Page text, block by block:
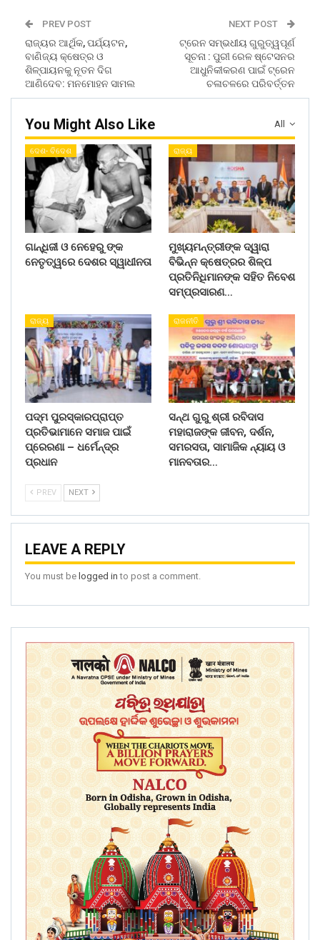
PREV POST
ରାଜ୍ୟର ଆର୍ଥିକ, ପର୍ଯ୍ୟଟନ,
ବାଣିଜ୍ୟ କ୍ଷେତ୍ର ଓ
ଶିଳ୍ପାୟନକୁ ନୂତନ ଦିଗ
ଆଣିଦେବ: ମନମୋହନ ସାମଲ
NEXT POST
ଟ୍ରେନ ସମ୍ଭଧୀୟ ଗୁରୁତ୍ୱପୂର୍ଣ
ସୂଚନା : ପୁରୀ ରେଳ ଷ୍ଟେସନର
ଆଧୁନିକୀକରଣ ପାଇଁ ଟ୍ରେନ
ଚଳାଚଳରେ ପରିବର୍ତ୍ତନ
All
You Might Also Like
ଦେଶ- ବିଦେଶ
ଗାନ୍ଧିଜୀ ଓ ନେହେରୁ ଙ୍କ
ନେତୃତ୍ୱରେ ଦେଶର ସ୍ୱାଧୀନତା
ରାଜ୍ୟ
ମୁଖ୍ୟମନ୍ତ୍ରୀଙ୍କ ଦ୍ୱାରା
ବିଭିନ୍ନ କ୍ଷେତ୍ରର ଶିଳ୍ପ
ପ୍ରତିନିଧିମାନଙ୍କ ସହିତ ନିବେଶ
ସମ୍ପ୍ରସାରଣ…
ରାଜ୍ୟ
ପଦ୍ମ ପୁରସ୍କାରପ୍ରାପ୍ତ
ପ୍ରତିଭାମାନେ ସମାଜ ପାଇଁ
ପ୍ରେରଣା – ଧର୍ମେନ୍ଦ୍ର
ପ୍ରଧାନ
ରାଜନୀତି
ସନ୍ଥ ଗୁରୁ ଶ୍ରୀ ରବିଦାସ
ମହାରାଜଙ୍କ ଜୀବନ, ଦର୍ଶନ,
ସମରସତା, ସାମାଜିକ ନ୍ୟାୟ ଓ
ମାନବତାର…
PREV NEXT
LEAVE A REPLY
You must be logged in to post a comment.